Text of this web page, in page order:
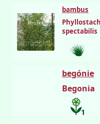
Hruška
bambus
spectabilis
begónie
Begonia